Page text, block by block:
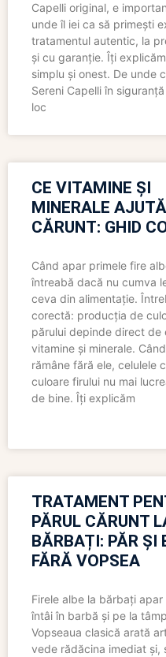
Capelli original, e
unde îl iei ca să primești
tratamentul autentic, la
și cu garanție. Îți
simplu și onest. De unde
Sereni Capelli în
loc
CE VITAMINE ȘI
MINERALE
CĂRUNT: GHID
Când apar primele fire
întreabă dacă nu cumva
ceva din alimentație.
corectă: producția de
părului depinde direct de
vitamine și minerale.
rămâne fără ele, celulele
culoare firului nu mai
de bine. Îți explicăm
TRATAMENT
PĂRUL CĂRUNT
BĂRBAȚI: PĂR ȘI
FĂRĂ VOPSEA
Firele albe la bărbați apar
întâi în barbă și pe la
Vopseaua clasică arată
vede rădăcina imediat și,